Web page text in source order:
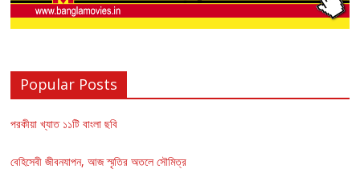
Popular Posts
পরকীয়া খ্যাত ১১টি বাংলা ছবি
বেহিসেবী জীবনযাপন, আজ স্মৃতির অতলে সৌমিত্র